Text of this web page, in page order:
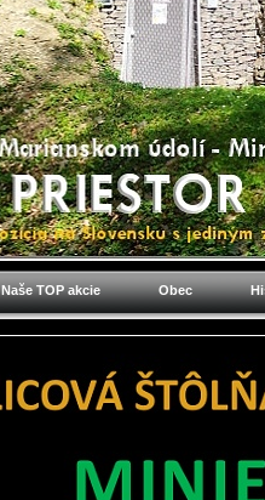
Naše TOP akcie Obec